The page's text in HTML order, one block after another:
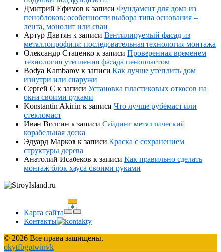
Дмитрий Ефимов к записи Фундамент для дома из
пеноблоков: особенности выбора типа основания –
лента, монолит или сваи
Артур Давтян к записи Вентилируемый фасад из
металлопрофиля: последовательная технология монтажа
Олександр Стаценко к записи Проверенная временем
технология утепления фасада пенопластом
Bodya Kambarov к записи Как лучше утеплить дом
изнутри или снаружи
Сергей С к записи Установка пластиковых откосов на
окна своими руками
Konstantin Akinin к записи Что лучше рубемаст или
стекломаст
Иван Волгин к записи Сайдинг металлический
корабельная доска
Эдуард Марков к записи Краска с сохранением
структуры дерева
Анатолий Исабеков к записи Как правильно сделать
монтаж блок хауса своими руками
Карта сайта
Контакты
© 2026 Все права защищены.
okytfbgptwinvk